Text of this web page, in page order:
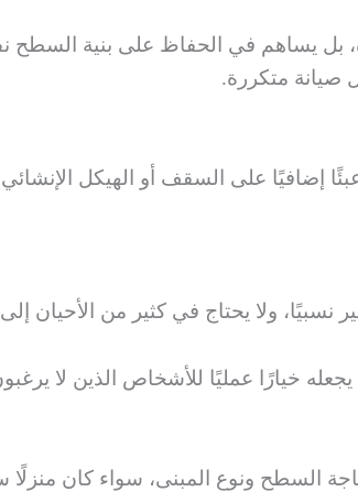
يساهم في الحفاظ على بنية السطح
صيانة متكررة.
إضافيًا على السقف أو الهيكل
ولا يحتاج في كثير من الأحيان
يجعله خيارًا عمليًا للأشخاص الذين لا
ونوع المبنى، سواء كان منزلًا